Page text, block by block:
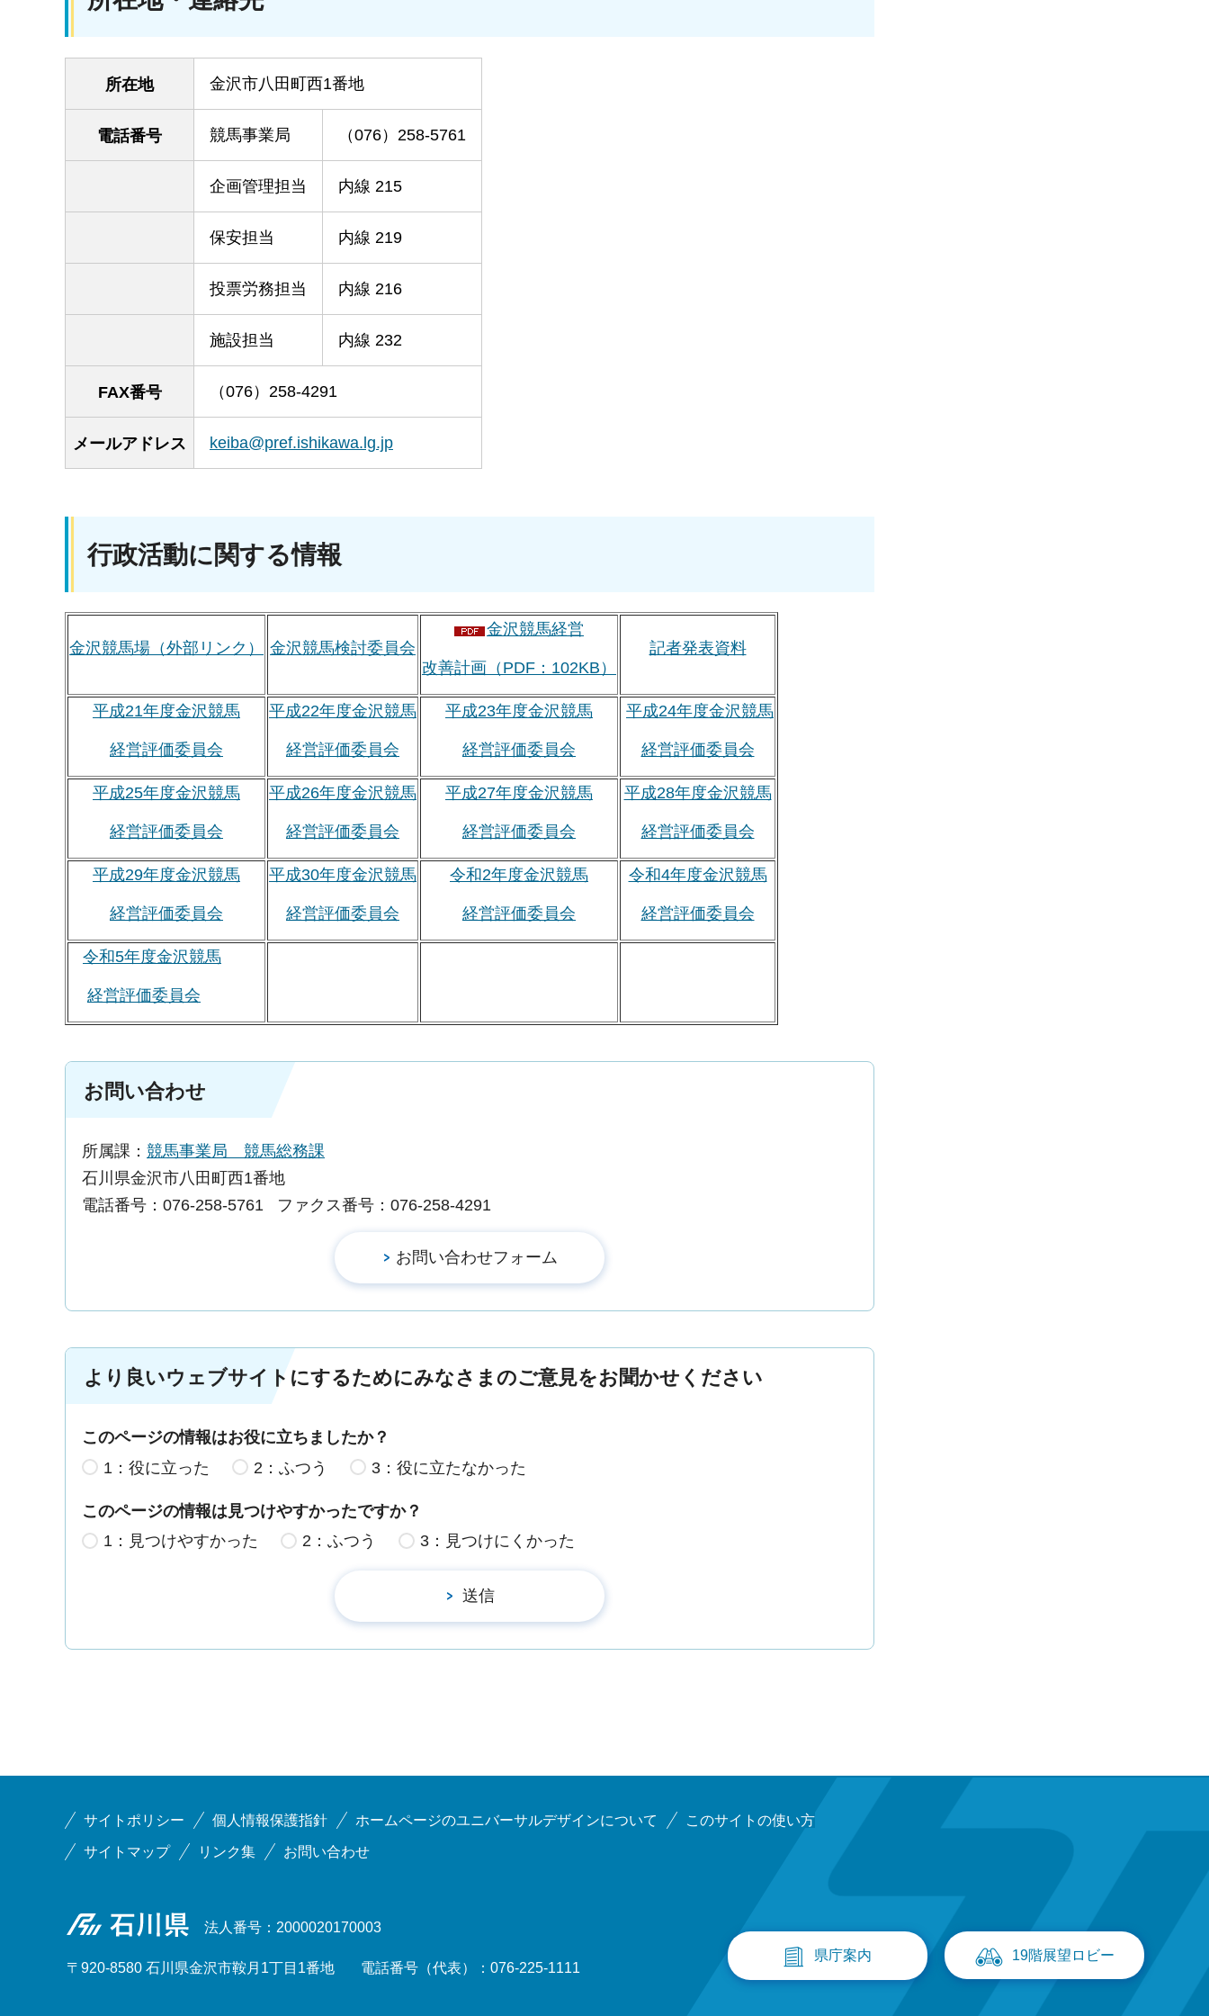
所在地 金沢市八田町西1番地
電話番号 競馬事業局 （076）258-5761
企画管理担当 内線 215
保安担当 内線 219
投票労務担当 内線 216
施設担当 内線 232
FAX番号 （076）258-4291
メールアドレス keiba@pref.ishikawa.lg.jp
行政活動に関する情報
金沢競馬場（外部リンク） 金沢競馬検討委員会
金沢競馬経営
改善計画（PDF：102KB）
記者発表資料
平成21年度金沢競馬
経営評価委員会
平成22年度金沢競馬
経営評価委員会
平成23年度金沢競馬
経営評価委員会
平成24年度金沢競馬
経営評価委員会
平成25年度金沢競馬
経営評価委員会
平成26年度金沢競馬
経営評価委員会
平成27年度金沢競馬
経営評価委員会
平成28年度金沢競馬
経営評価委員会
平成29年度金沢競馬
経営評価委員会
平成30年度金沢競馬
経営評価委員会
令和2年度金沢競馬
経営評価委員会
令和4年度金沢競馬
経営評価委員会
令和5年度金沢競馬
経営評価委員会
お問い合わせ
所属課： 競馬事業局 競馬総務課
石川県金沢市八田町西1番地
電話番号：076-258-5761
ファクス番号：076-258-4291
より良いウェブサイトにするためにみなさまのご意見をお聞かせください
このページの情報はお役に立ちましたか？
1：役に立った
2：ふつう 3：役に立たなかった
このページの情報は見つけやすかったですか？
1：見つけやすかった
2：ふつう 3：見つけにくかった
サイトポリシー 個人情報保護指針 ホームページのユニバーサルデザインについて このサイトの使い方
サイトマップ リンク集 お問い合わせ
石川県 法人番号：2000020170003
〒920-8580 石川県金沢市鞍月1丁目1番地 電話番号（代表）：076-225-1111
県庁案内 19階展望ロビー